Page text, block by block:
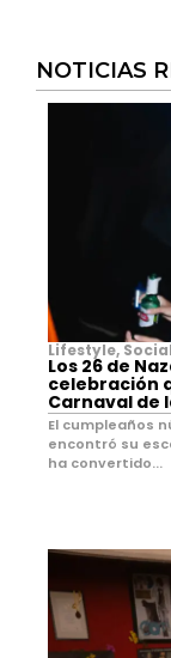
NOTICIAS
Lifestyle,
Los 26 de
celebración
Carnaval de
El cumpleaños
encontró su
ha convertido...